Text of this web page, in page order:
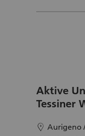
Aktive
Tessiner
location Aurigeno